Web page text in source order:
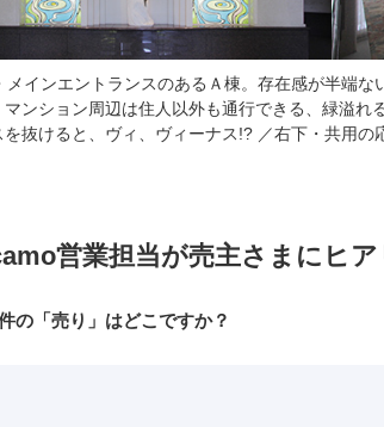
メインエントランスのあるＡ棟。存在感が半端な
マンション周辺は住人以外も通行できる、緑溢れ
を抜けると、ヴィ、ヴィーナス!? ／右下・共用の
営業担当が売主さまにヒア
の「売り」はどこですか？